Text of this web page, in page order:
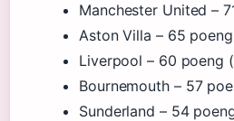
Manchester United –
Aston Villa – 65
Liverpool – 60 poeng
Bournemouth – 57
Sunderland – 54